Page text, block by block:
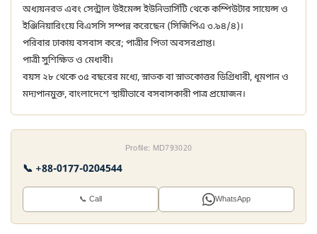
অধ্যয়নরত এবং সেন্ট্রাল উইমেন্স ইউনিভার্সিটি থেকে কম্পিউটার সায়েন্স ও
ইঞ্জিনিয়ারিংয়ে বিএসসি সম্পন্ন করেছেন (সিজিপিএ ৩.৯৪/৪)।
পরিবার ঢাকায় বসবাস করে; পাত্রীর পিতা অবসরপ্রাপ্ত।
পাত্রী সুশিক্ষিত ও মেধাবী।
বয়স ২৮ থেকে ৩৫ বছরের মধ্যে, স্নাতক বা স্নাতকোত্তর ডিগ্রিধারী, ধূমপান ও
মদ্যপানমুক্ত, বাংলাদেশে স্থায়ীভাবে বসবাসকারী পাত্র প্রয়োজন।
Profile: MD793020
📞 +88-0177-0204544
📞 Call WhatsApp